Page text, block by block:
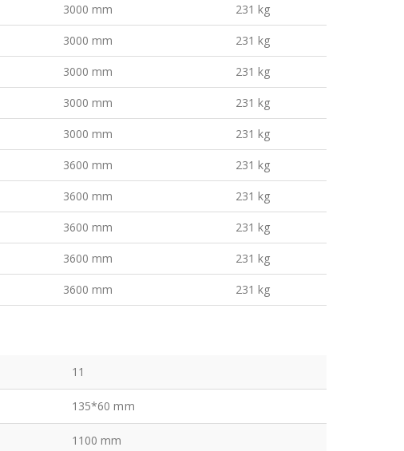
3000 mm 231 kg
3000 mm 231 kg
3000 mm 231 kg
3000 mm 231 kg
3000 mm 231 kg
3600 mm 231 kg
3600 mm 231 kg
3600 mm 231 kg
3600 mm 231 kg
3600 mm 231 kg
11
135*60 mm
1100 mm